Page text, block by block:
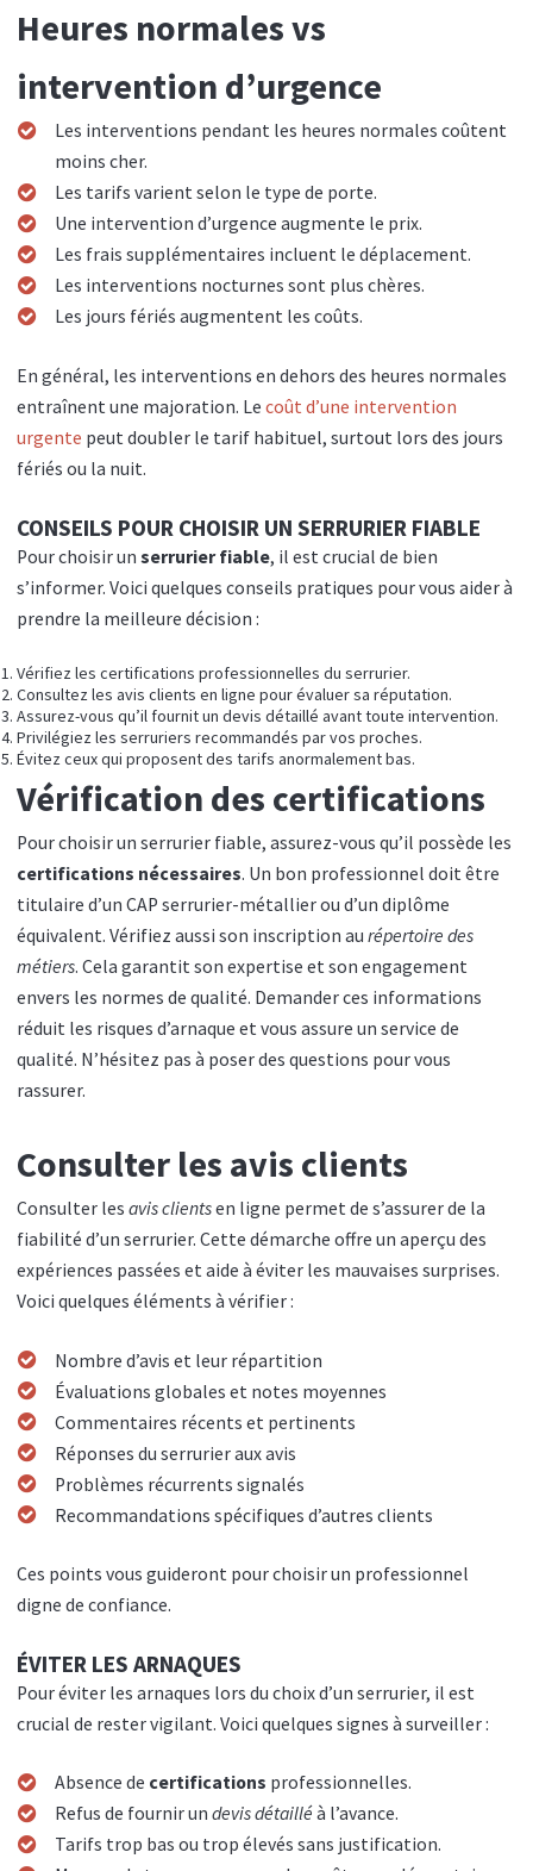
Heures normales vs
intervention d’urgence
Les interventions pendant les heures normales coûtent
moins cher.
Les tarifs varient selon le type de porte.
Une intervention d’urgence augmente le prix.
Les frais supplémentaires incluent le déplacement.
Les interventions nocturnes sont plus chères.
Les jours fériés augmentent les coûts.
En général, les interventions en dehors des heures normales
entraînent une majoration. Le coût d’une intervention
urgente peut doubler le tarif habituel, surtout lors des jours
fériés ou la nuit.
CONSEILS POUR CHOISIR UN SERRURIER FIABLE
Pour choisir un serrurier fiable, il est crucial de bien
s’informer. Voici quelques conseils pratiques pour vous aider à
prendre la meilleure décision :
Vérifiez les certifications professionnelles du serrurier.
Consultez les avis clients en ligne pour évaluer sa réputation.
Assurez-vous qu’il fournit un devis détaillé avant toute intervention.
Privilégiez les serruriers recommandés par vos proches.
Évitez ceux qui proposent des tarifs anormalement bas.
Vérification des certifications
Pour choisir un serrurier fiable, assurez-vous qu’il possède les
certifications nécessaires. Un bon professionnel doit être
titulaire d’un CAP serrurier-métallier ou d’un diplôme
équivalent. Vérifiez aussi son inscription au répertoire des
métiers. Cela garantit son expertise et son engagement
envers les normes de qualité. Demander ces informations
réduit les risques d’arnaque et vous assure un service de
qualité. N’hésitez pas à poser des questions pour vous
rassurer.
Consulter les avis clients
Consulter les avis clientsen ligne permet de s’assurer de la
fiabilité d’un serrurier. Cette démarche offre un aperçu des
expériences passées et aide à éviter les mauvaises surprises.
Voici quelques éléments à vérifier :
Nombre d’avis et leur répartition
Évaluations globales et notes moyennes
Commentaires récents et pertinents
Réponses du serrurier aux avis
Problèmes récurrents signalés
Recommandations spécifiques d’autres clients
Ces points vous guideront pour choisir un professionnel
digne de confiance.
ÉVITER LES ARNAQUES
Pour éviter les arnaques lors du choix d’un serrurier, il est
crucial de rester vigilant. Voici quelques signes à surveiller :
Absence de certifications professionnelles.
Refus de fournir un devis détailléà l’avance.
Tarifs trop bas ou trop élevés sans justification.